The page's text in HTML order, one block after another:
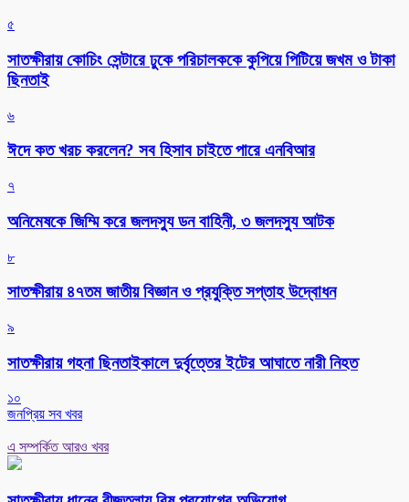
৫
সাতক্ষীরায় কোচিং সেন্টারে ঢুকে পরিচালককে কুপিয়ে পিটিয়ে জখম ও টাকা
ছিনতাই
৬
ঈদে কত খরচ করলেন? সব হিসাব চাইতে পারে এনবিআর
৭
অনিমেষকে জিম্মি করে জলদস্যু ডন বাহিনী, ৩ জলদস্যু আটক
৮
সাতক্ষীরায় ৪৭তম জাতীয় বিজ্ঞান ও প্রযুক্তি সপ্তাহ উদ্বোধন
৯
সাতক্ষীরায় গহনা ছিনতাইকালে দুর্বৃত্তের ইটের আঘাতে নারী নিহত
১০
জনপ্রিয় সব খবর
এ সম্পর্কিত আরও খবর